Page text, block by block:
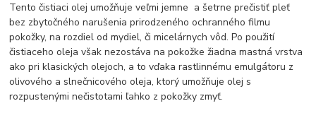
Tento čistiaci olej umožňuje veľmi jemne a šetrne prečistiť pleť
bez zbytočného narušenia prirodzeného ochranného filmu
pokožky, na rozdiel od mydiel, či micelárnych vôd. Po použití
čistiaceho oleja však nezostáva na pokožke žiadna mastná vrstva
ako pri klasických olejoch, a to vďaka rastlinnému emulgátoru z
olivového a slnečnicového oleja, ktorý umožňuje olej s
rozpustenými nečistotami ľahko z pokožky zmyť.